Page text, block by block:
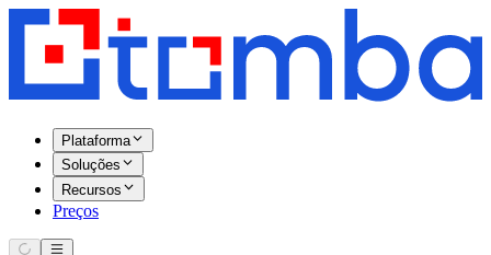
Plataforma
Soluções
Recursos
Preços